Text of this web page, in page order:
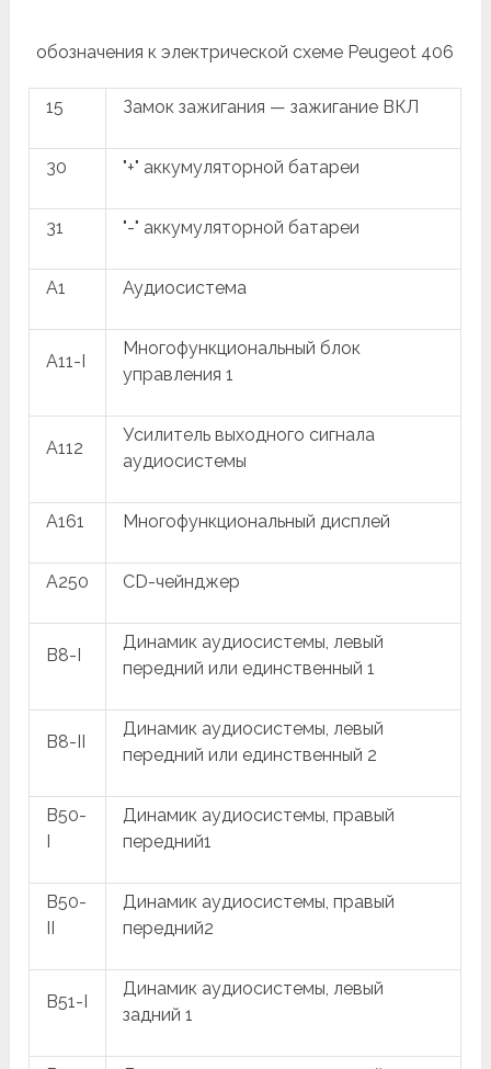
обозначения к электрической схеме Peugeot 406
15 Замок зажигания — зажигание ВКЛ
30 "+" аккумуляторной батареи
31 "-" аккумуляторной батареи
A1 Аудиосистема
A11-I
Многофункциональный блок
управления 1
A112
Усилитель выходного сигнала
аудиосистемы
A161 Многофункциональный дисплей
A250 CD-чейнджер
B8-I
Динамик аудиосистемы, левый
передний или единственный 1
B8-II
Динамик аудиосистемы, левый
передний или единственный 2
B50-
I
Динамик аудиосистемы, правый
передний1
B50-
II
Динамик аудиосистемы, правый
передний2
B51-I
Динамик аудиосистемы, левый
задний 1